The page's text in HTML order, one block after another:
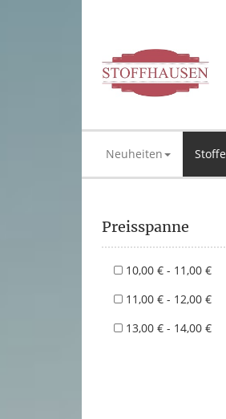
Neuheiten Stoffe
Preisspanne
10,00 € - 11,00 €
11,00 € - 12,00 €
13,00 € - 14,00 €